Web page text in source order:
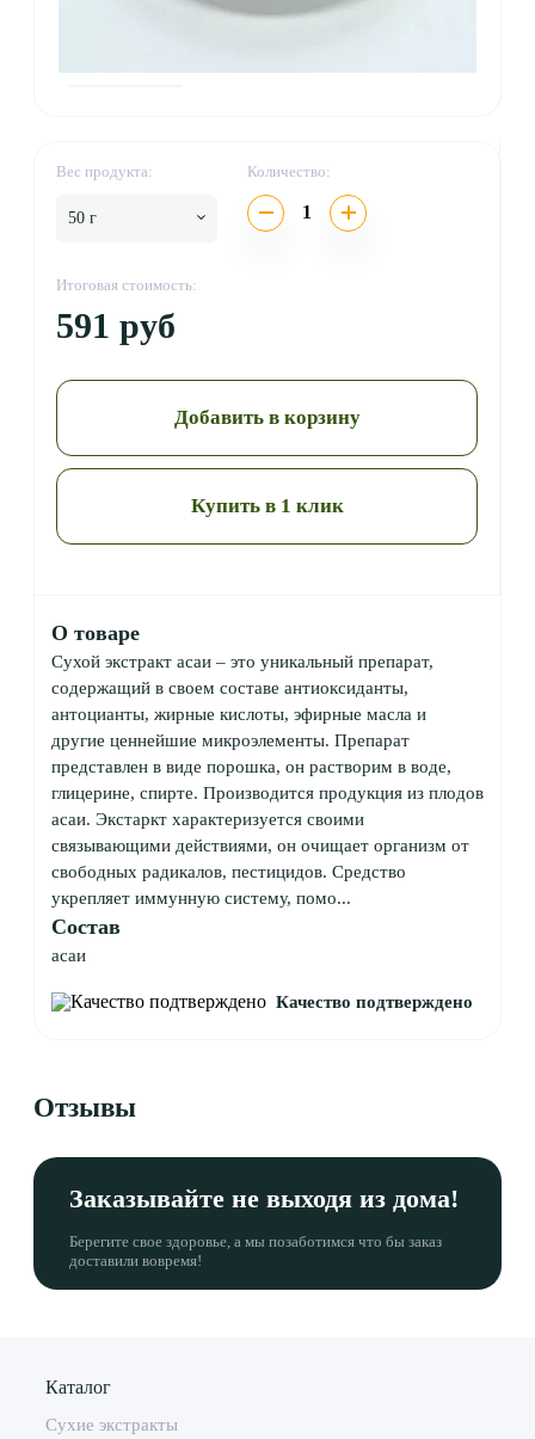
Вес продукта:
50 г
Количество:
1
Итоговая стоимость:
591 руб
Добавить в корзину
Купить в 1 клик
О товаре
Сухой экстракт асаи – это уникальный препарат,
содержащий в своем составе антиоксиданты,
антоцианты, жирные кислоты, эфирные масла и
другие ценнейшие микроэлементы. Препарат
представлен в виде порошка, он растворим в воде,
глицерине, спирте. Производится продукция из плодов
асаи. Экстаркт характеризуется своими
связывающими действиями, он очищает организм от
свободных радикалов, пестицидов. Средство
укрепляет иммунную систему, помо...
Состав
асаи
Качество подтверждено
Отзывы
Заказывайте не выходя из дома!
Берегите свое здоровье, а мы позаботимся что бы заказ
доставили вовремя!
Каталог
Сухие экстракты